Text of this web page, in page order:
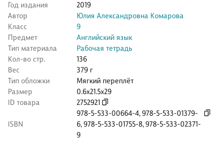
Год издания
2019
Автор
Юлия Александровна Комарова
Класс
9
Предмет
Английский язык
Тип материала
Рабочая тетрадь
Кол-во стр.
136
Вес
379 г
Тип обложки
Мягкий переплёт
Размер
0.6x21.5x29
ID товара
2752921
ISBN
978-5-533-00664-4,978-5-533-01379-
6,978-5-533-01755-8,978-5-533-02371-
9